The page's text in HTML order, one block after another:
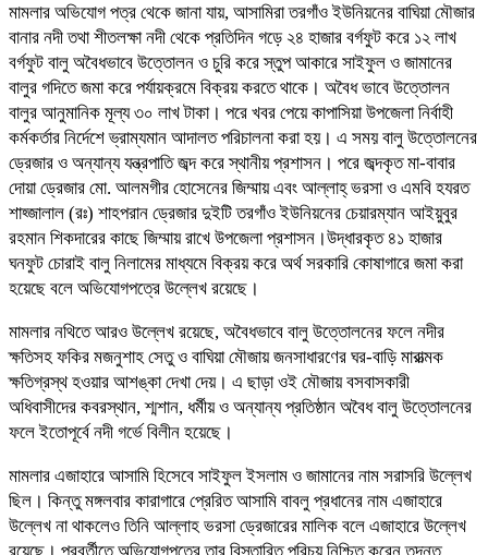
মামলার অভিযোগ পত্র থেকে জানা যায়, আসামিরা তরগাঁও ইউনিয়নের বাঘিয়া মৌজার
বানার নদী তথা শীতলক্ষা নদী থেকে প্রতিদিন গড়ে ২৪ হাজার বর্গফুট করে ১২ লাখ
বর্গফুট বালু অবৈধভাবে উত্তোলন ও চুরি করে স্তুপ আকারে সাইফুল ও জামানের
বালুর গদিতে জমা করে পর্যায়ক্রমে বিক্রয় করতে থাকে। অবৈধ ভাবে উত্তোলন
বালুর আনুমানিক মূল্য ৩০ লাখ টাকা। পরে খবর পেয়ে কাপাসিয়া উপজেলা নির্বাহী
কর্মকর্তার নির্দেশে ভ্রাম্যমান আদালত পরিচালনা করা হয়। এ সময় বালু উত্তোলনের
ড্রেজার ও অন্যান্য যন্ত্রপাতি জব্দ করে স্থানীয় প্রশাসন। পরে জব্দকৃত মা-বাবার
দোয়া ড্রেজার মো. আলমগীর হোসেনের জিম্মায় এবং আল্লাহ্ ভরসা ও এমবি হযরত
শাহ্জালাল (রঃ) শাহপরান ড্রেজার দুইটি তরগাঁও ইউনিয়নের চেয়ারম্যান আইয়ুবুর
রহমান শিকদারের কাছে জিম্মায় রাখে উপজেলা প্রশাসন।উদ্ধারকৃত ৪১ হাজার
ঘনফুট চোরাই বালু নিলামের মাধ্যমে বিক্রয় করে অর্থ সরকারি কোষাগারে জমা করা
হয়েছে বলে অভিযোগপত্রে উল্লেখ রয়েছে।
মামলার নথিতে আরও উল্লেখ রয়েছে, অবৈধভাবে বালু উত্তোলনের ফলে নদীর
ক্ষতিসহ ফকির মজনুশাহ সেতু ও বাঘিয়া মৌজায় জনসাধারণের ঘর-বাড়ি মারাত্মক
ক্ষতিগ্রস্থ হওয়ার আশঙ্কা দেখা দেয়। এ ছাড়া ওই মৌজায় বসবাসকারী
অধিবাসীদের কবরস্থান, শ্মশান, ধর্মীয় ও অন্যান্য প্রতিষ্ঠান অবৈধ বালু উত্তোলনের
ফলে ইতোপূর্বে নদী গর্ভে বিলীন হয়েছে।
মামলার এজাহারে আসামি হিসেবে সাইফুল ইসলাম ও জামানের নাম সরাসরি উল্লেখ
ছিল। কিন্তু মঙ্গলবার কারাগারে প্রেরিত আসামি বাবলু প্রধানের নাম এজাহারে
উল্লেখ না থাকলেও তিনি আল্লাহ ভরসা ড্রেজারের মালিক বলে এজাহারে উল্লেখ